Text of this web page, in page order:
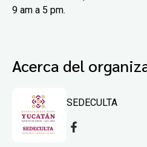
9 am a 5 pm.
Acerca del
SEDECULTA